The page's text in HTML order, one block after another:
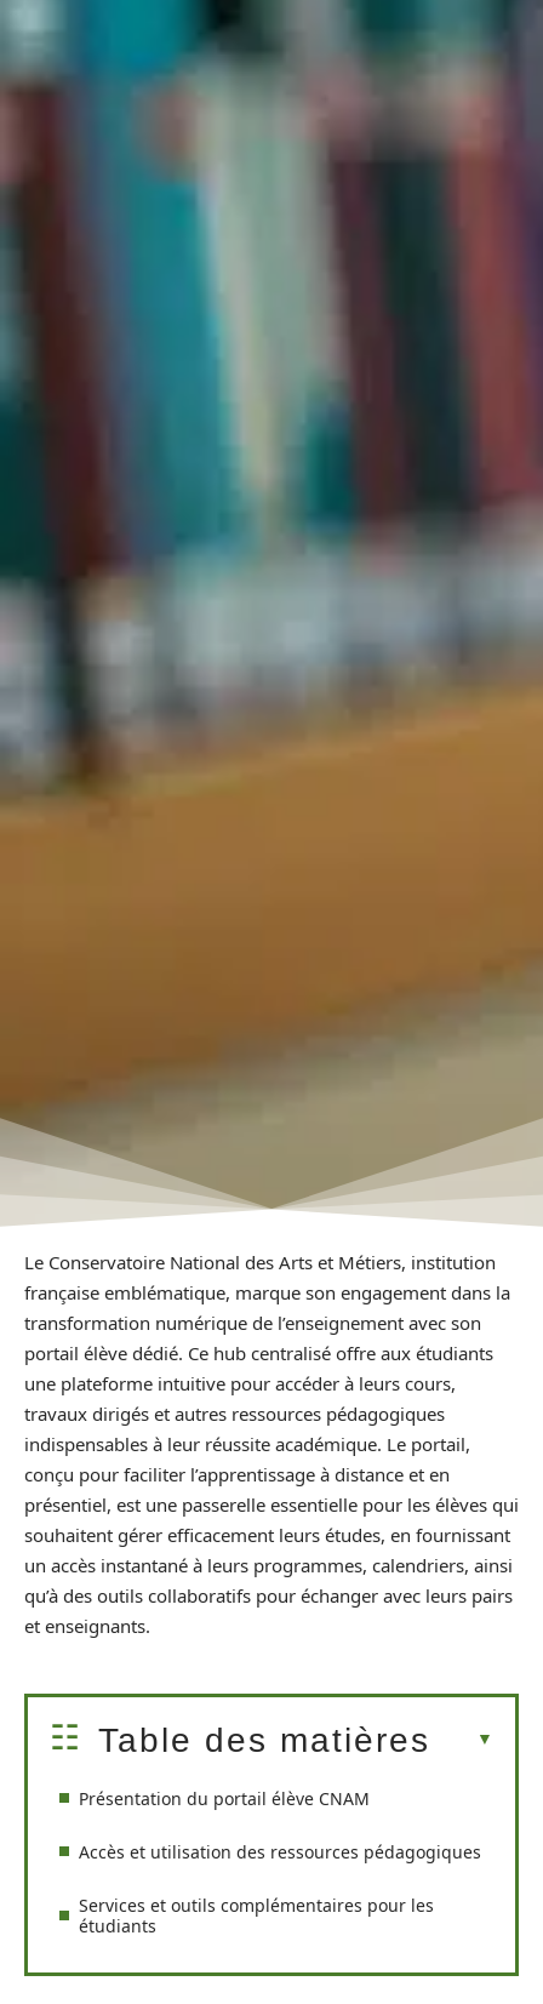
Le Conservatoire National des Arts et Métiers, institution
française emblématique, marque son engagement dans la
transformation numérique de l’enseignement avec son
portail élève dédié. Ce hub centralisé offre aux étudiants
une plateforme intuitive pour accéder à leurs cours,
travaux dirigés et autres ressources pédagogiques
indispensables à leur réussite académique. Le portail,
conçu pour faciliter l’apprentissage à distance et en
présentiel, est une passerelle essentielle pour les élèves qui
souhaitent gérer efficacement leurs études, en fournissant
un accès instantané à leurs programmes, calendriers, ainsi
qu’à des outils collaboratifs pour échanger avec leurs pairs
et enseignants.
Table des matières
Présentation du portail élève CNAM
Accès et utilisation des ressources pédagogiques
Services et outils complémentaires pour les
étudiants